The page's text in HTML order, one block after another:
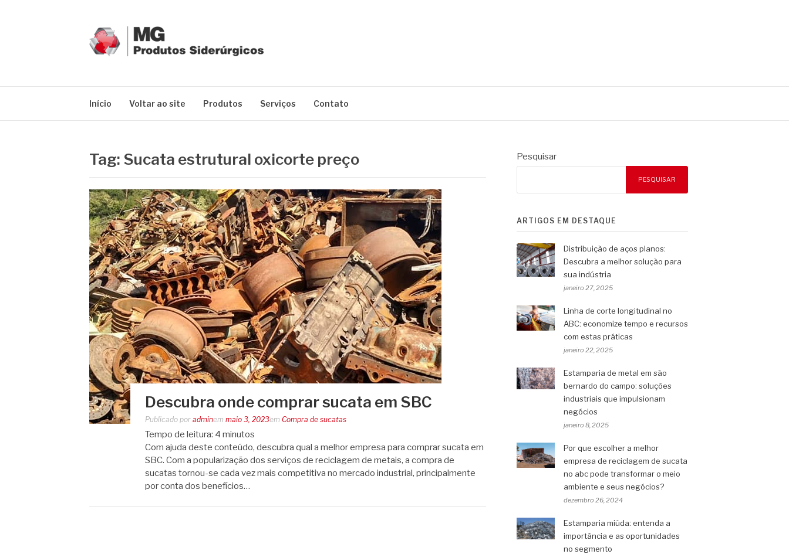
Início Voltar ao site Produtos Serviços Contato
Tag: Sucata estrutural oxicorte preço
Descubra onde comprar sucata em SBC
Publicado por adminem maio 3, 2023em Compra de sucatas
Tempo de leitura: 4 minutos
Com ajuda deste conteúdo, descubra qual a melhor empresa para comprar sucata em
SBC. Com a popularização dos serviços de reciclagem de metais, a compra de
sucatas tornou-se cada vez mais competitiva no mercado industrial, principalmente
por conta dos benefícios…
Pesquisar
PESQUISAR
ARTIGOS EM DESTAQUE
Distribuição de aços planos:
Descubra a melhor solução para
sua indústria
janeiro 27, 2025
Linha de corte longitudinal no
ABC: economize tempo e recursos
com estas práticas
janeiro 22, 2025
Estamparia de metal em são
bernardo do campo: soluções
industriais que impulsionam
negócios
janeiro 8, 2025
Por que escolher a melhor
empresa de reciclagem de sucata
no abc pode transformar o meio
ambiente e seus negócios?
dezembro 26, 2024
Estamparia miúda: entenda a
importância e as oportunidades
no segmento